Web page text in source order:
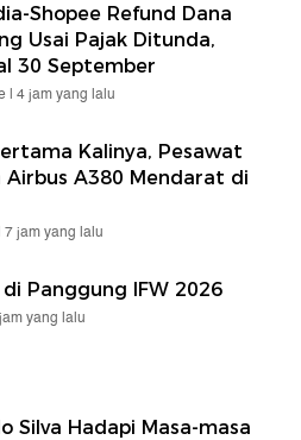
Shopee Refund Dana
Usai Pajak Ditunda,
30 September
| 4 jam yang lalu
Kalinya, Pesawat
Airbus A380 Mendarat di
7 jam yang lalu
Panggung IFW 2026
yang lalu
Silva Hadapi Masa-masa